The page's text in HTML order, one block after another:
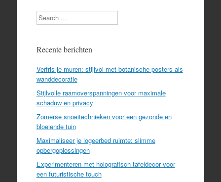
Search
Recente berichten
Verfris je muren: stijlvol met botanische posters als
wanddecoratie
Stijlvolle raamoverspanningen voor maximale
schaduw en privacy
Zomerse snoeitechnieken voor een gezonde en
bloeiende tuin
Maximaliseer je logeerbed ruimte: slimme
opbergoplossingen
Experimenteren met holografisch tafeldecor voor
een futuristische touch